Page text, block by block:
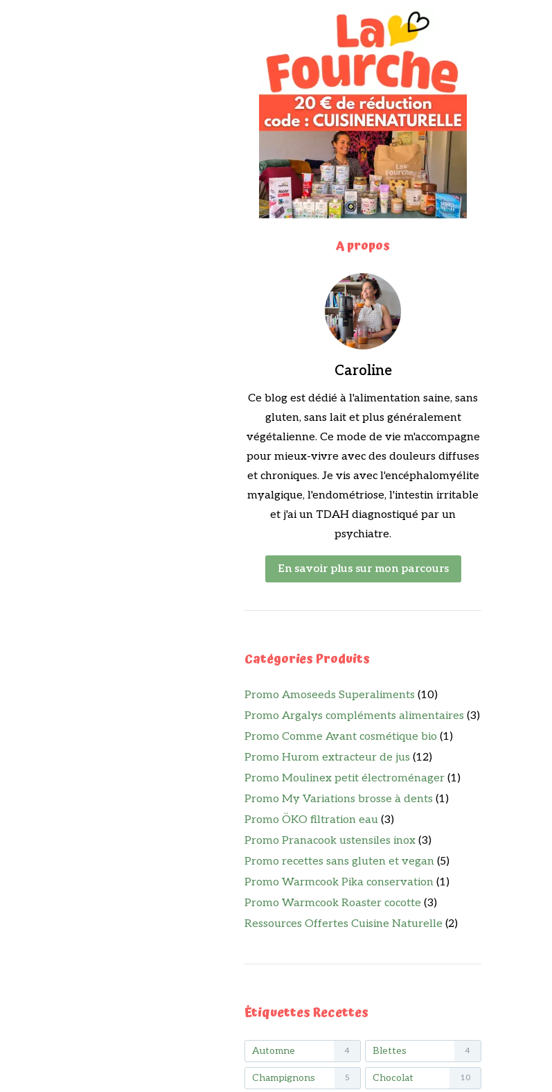
A propos
Caroline
Ce blog est dédié à l'alimentation saine, sans
gluten, sans lait et plus généralement
végétalienne. Ce mode de vie m'accompagne
pour mieux-vivre avec des douleurs diffuses
et chroniques. Je vis avec l'encéphalomyélite
myalgique, l'endométriose, l'intestin irritable
et j'ai un TDAH diagnostiqué par un
psychiatre.
En savoir plus sur mon parcours
Catégories Produits
Promo Amoseeds Superaliments (10)
Promo Argalys compléments alimentaires (3)
Promo Comme Avant cosmétique bio (1)
Promo Hurom extracteur de jus (12)
Promo Moulinex petit électroménager (1)
Promo My Variations brosse à dents (1)
Promo ÖKO filtration eau (3)
Promo Pranacook ustensiles inox (3)
Promo recettes sans gluten et vegan (5)
Promo Warmcook Pika conservation (1)
Promo Warmcook Roaster cocotte (3)
Ressources Offertes Cuisine Naturelle (2)
Étiquettes Recettes
Automne 4 Blettes 4
Champignons 5 Chocolat 10